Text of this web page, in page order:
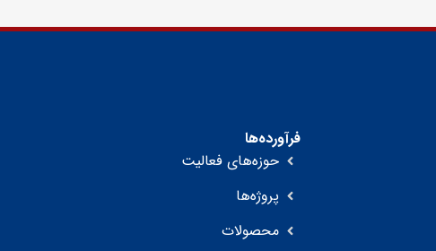
فرآورده‌ها
حوزه‌های فعالیت
پروژه‌ها
محصولات